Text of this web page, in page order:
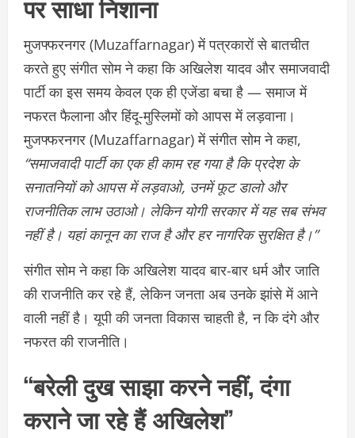
पर साधा निशाना
मुजफ्फरनगर (Muzaffarnagar) में पत्रकारों से बातचीत
करते हुए संगीत सोम ने कहा कि अखिलेश यादव और समाजवादी
पार्टी का इस समय केवल एक ही एजेंडा बचा है — समाज में
नफरत फैलाना और हिंदू-मुस्लिमों को आपस में लड़वाना।
मुजफ्फरनगर (Muzaffarnagar) में संगीत सोम ने कहा,
“समाजवादी पार्टी का एक ही काम रह गया है कि प्रदेश के
सनातनियों को आपस में लड़वाओ, उनमें फूट डालो और
राजनीतिक लाभ उठाओ। लेकिन योगी सरकार में यह सब संभव
नहीं है। यहां कानून का राज है और हर नागरिक सुरक्षित है।”
संगीत सोम ने कहा कि अखिलेश यादव बार-बार धर्म और जाति
की राजनीति कर रहे हैं, लेकिन जनता अब उनके झांसे में आने
वाली नहीं है। यूपी की जनता विकास चाहती है, न कि दंगे और
नफरत की राजनीति।
“बरेली दुख साझा करने नहीं, दंगा
कराने जा रहे हैं अखिलेश”